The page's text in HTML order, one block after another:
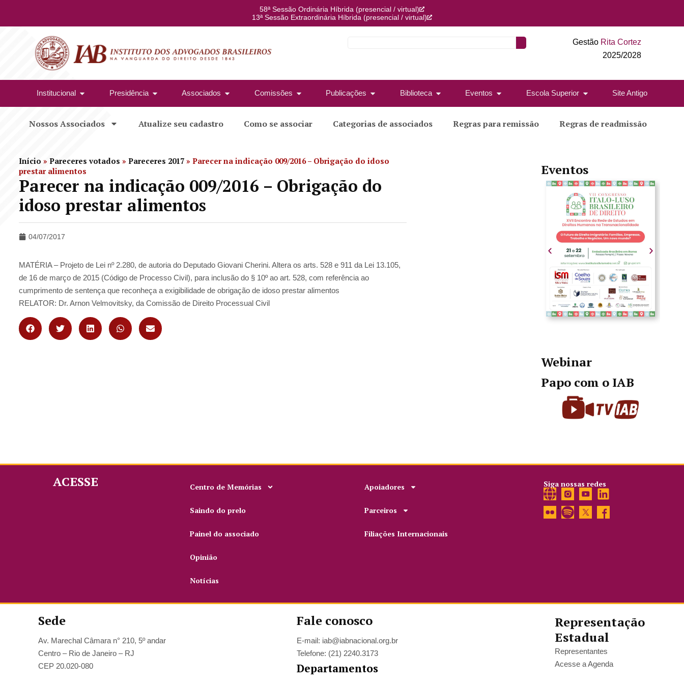
58ª Sessão Ordinária Híbrida (presencial / virtual)
13ª Sessão Extraordinária Híbrida (presencial / virtual)
Gestão Rita Cortez
2025/2028
Institucional Presidência Associados Comissões Publicações Biblioteca Eventos Escola Superior Site Antigo
Nossos Associados Atualize seu cadastro Como se associar Categorias de associados Regras para remissão Regras de readmissão
Início » Pareceres votados » Pareceres 2017 » Parecer na indicação 009/2016 – Obrigação do idoso
prestar alimentos
Parecer na indicação 009/2016 – Obrigação do
idoso prestar alimentos
04/07/2017
MATÉRIA – Projeto de Lei nº 2.280, de autoria do Deputado Giovani Cherini. Altera os arts. 528 e 911 da Lei 13.105,
de 16 de março de 2015 (Código de Processo Civil), para inclusão do § 10º ao art. 528, com referência ao
cumprimento de sentença que reconheça a exigibilidade de obrigação de idoso prestar alimentos
RELATOR: Dr. Arnon Velmovitsky, da Comissão de Direito Processual Civil
Eventos
Webinar
Papo com o IAB
ACESSE Centro de Memórias
Saindo do prelo
Painel do associado
Opinião
Notícias
Apoiadores
Parceiros
Filiações Internacionais
Siga nossas redes
Sede
Av. Marechal Câmara n° 210, 5º andar
Centro – Rio de Janeiro – RJ
CEP 20.020-080
Fale conosco
E-mail: iab@iabnacional.org.br
Telefone: (21) 2240.3173
Departamentos
Representação
Estadual
Representantes
Acesse a Agenda